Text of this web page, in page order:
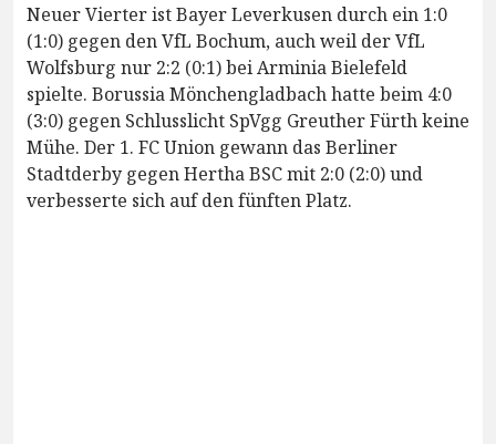
Neuer Vierter ist Bayer Leverkusen durch ein 1:0
(1:0) gegen den VfL Bochum, auch weil der VfL
Wolfsburg nur 2:2 (0:1) bei Arminia Bielefeld
spielte. Borussia Mönchengladbach hatte beim 4:0
(3:0) gegen Schlusslicht SpVgg Greuther Fürth keine
Mühe. Der 1. FC Union gewann das Berliner
Stadtderby gegen Hertha BSC mit 2:0 (2:0) und
verbesserte sich auf den fünften Platz.